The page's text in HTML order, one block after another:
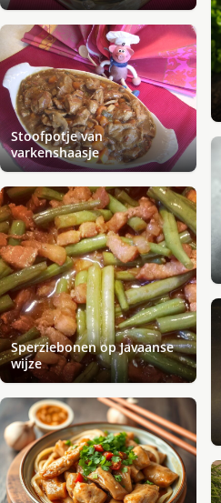
Stoofpotje van
varkenshaasje
Sperziebonen op Javaanse
wijze